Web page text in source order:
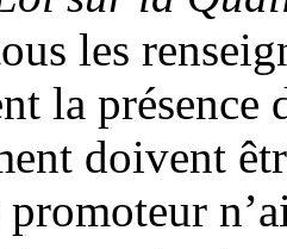
les
la présence
doivent
promoteur